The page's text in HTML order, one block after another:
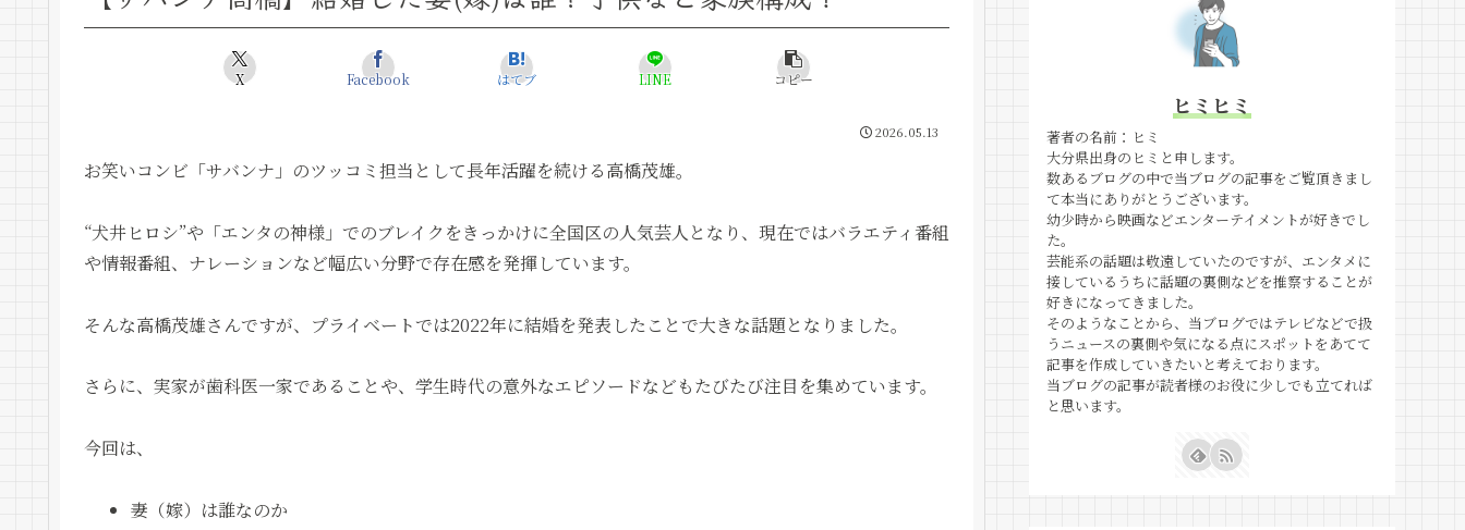
X Facebook はてブ LINE コピー
2026.05.13
お笑いコンビ「サバンナ」のツッコミ担当として長年活躍を続ける高橋茂雄。
“犬井ヒロシ”や「エンタの神様」でのブレイクをきっかけに全国区の人気芸人となり、現在ではバラエティ番組
や情報番組、ナレーションなど幅広い分野で存在感を発揮しています。
そんな高橋茂雄さんですが、プライベートでは2022年に結婚を発表したことで大きな話題となりました。
さらに、実家が歯科医一家であることや、学生時代の意外なエピソードなどもたびたび注目を集めています。
今回は、
妻（嫁）は誰なのか
ヒミヒミ
著者の名前：ヒミ
大分県出身のヒミと申します。
数あるブログの中で当ブログの記事をご覧頂きまし
て本当にありがとうございます。
幼少時から映画などエンターテイメントが好きでし
た。
芸能系の話題は敬遠していたのですが、エンタメに
接しているうちに話題の裏側などを推察することが
好きになってきました。
そのようなことから、当ブログではテレビなどで扱
うニュースの裏側や気になる点にスポットをあてて
記事を作成していきたいと考えております。
当ブログの記事が読者様のお役に少しでも立てれば
と思います。